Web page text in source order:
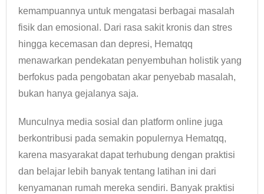
kemampuannya untuk mengatasi berbagai masalah
fisik dan emosional. Dari rasa sakit kronis dan stres
hingga kecemasan dan depresi, Hematqq
menawarkan pendekatan penyembuhan holistik yang
berfokus pada pengobatan akar penyebab masalah,
bukan hanya gejalanya saja.
Munculnya media sosial dan platform online juga
berkontribusi pada semakin populernya Hematqq,
karena masyarakat dapat terhubung dengan praktisi
dan belajar lebih banyak tentang latihan ini dari
kenyamanan rumah mereka sendiri. Banyak praktisi